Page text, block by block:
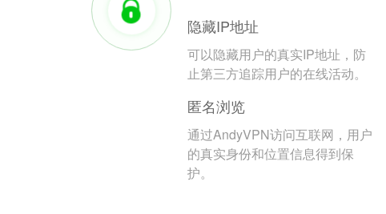
隐藏IP地址
可以隐藏用户的真实IP地址，防
止第三方追踪用户的在线活动。
匿名浏览
通过AndyVPN访问互联网，用户
的真实身份和位置信息得到保
护。